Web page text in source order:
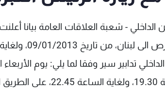
الداخلي - شعبة العلاقات العامة بيانا
2013، ولغاية 11 منه، وجاء في البيان:
وقوف السيارات اعتبارا من